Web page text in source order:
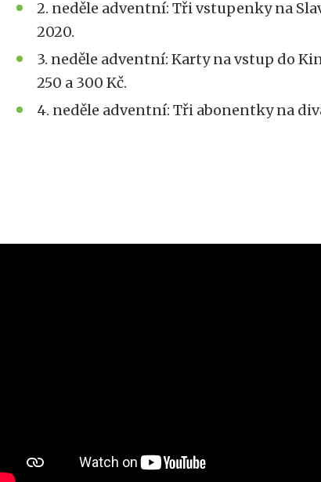
2. neděle adventní: Tři vstupenky na
2020.
3. neděle adventní: Karty na vstup do
250 a 300 Kč.
4. neděle adventní: Tři abonentky na